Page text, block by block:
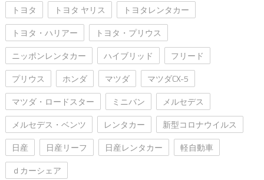
トヨタ
トヨタ ヤリス
トヨタレンタカー
トヨタ・ハリアー
トヨタ・プリウス
ニッポンレンタカー
ハイブリッド
フリード
プリウス
ホンダ マツダ
マツダCX-5
マツダ・ロードスター
ミニバン
メルセデス
メルセデス・ベンツ
レンタカー
新型コロナウイルス
日産
日産リーフ 日産レンタカー
軽自動車
ｄカーシェア